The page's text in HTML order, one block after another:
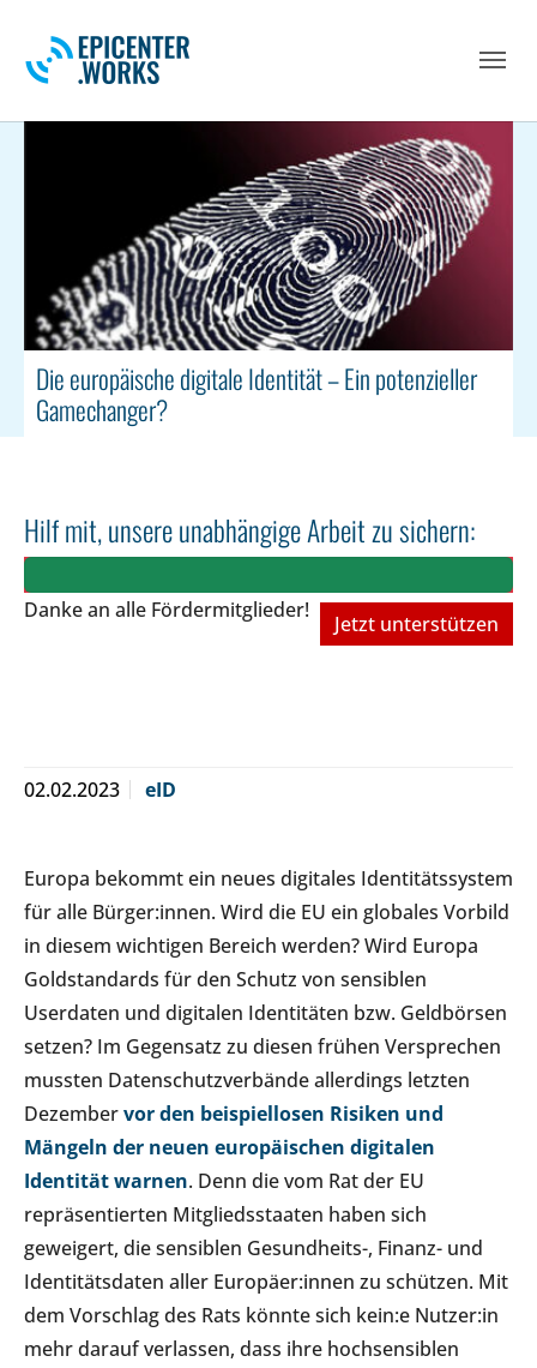
Die europäische digitale Identität – Ein potenzieller
Gamechanger?
Hilf mit, unsere unabhängige Arbeit zu sichern:
Danke an alle Fördermitglieder!
Jetzt unterstützen
02.02.2023 eID
Europa bekommt ein neues digitales Identitätssystem
für alle Bürger:innen. Wird die EU ein globales Vorbild
in diesem wichtigen Bereich werden? Wird Europa
Goldstandards für den Schutz von sensiblen
Userdaten und digitalen Identitäten bzw. Geldbörsen
setzen? Im Gegensatz zu diesen frühen Versprechen
mussten Datenschutzverbände allerdings letzten
Dezembervor den beispiellosen Risiken und
Mängeln der neuen europäischen digitalen
Identität warnen. Denn die vom Rat der EU
repräsentierten Mitgliedsstaaten haben sich
geweigert, die sensiblen Gesundheits-, Finanz- und
Identitätsdaten aller Europäer:innen zu schützen. Mit
dem Vorschlag des Rats könnte sich kein:e Nutzer:in
mehr darauf verlassen, dass ihre hochsensiblen